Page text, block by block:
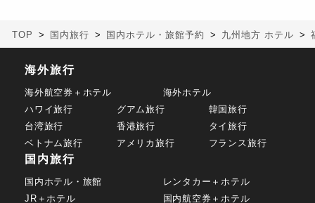
TOP 国内旅行 国内ホテル・旅館予約 九州地方 ホテル
海外旅行
海外航空券＋ホテル
海外ホテル
ハワイ旅行
グアム旅行
韓国旅行
台湾旅行
香港旅行
タイ旅行
ベトナム旅行
アメリカ旅行 フランス旅行
国内旅行
国内ホテル・旅館
レンタカー＋ホテル
JR＋ホテル
国内航空券＋ホテル